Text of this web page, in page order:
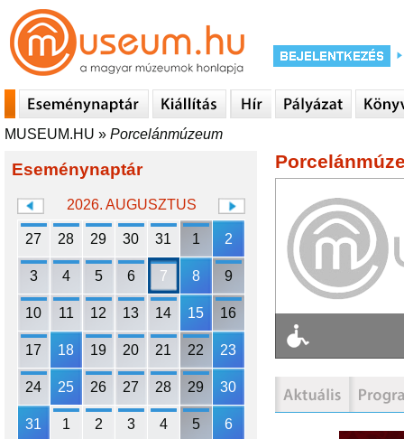
MUSEUM.HU » Porcelánmúzeum
Eseménynaptár
2026. AUGUSZTUS
27 28 29 30 31 1 2
3 4 5 6 7 8 9
10 11 12 13 14 15 16
17 18 19 20 21 22 23
24 25 26 27 28 29 30
31 1 2 3 4 5 6